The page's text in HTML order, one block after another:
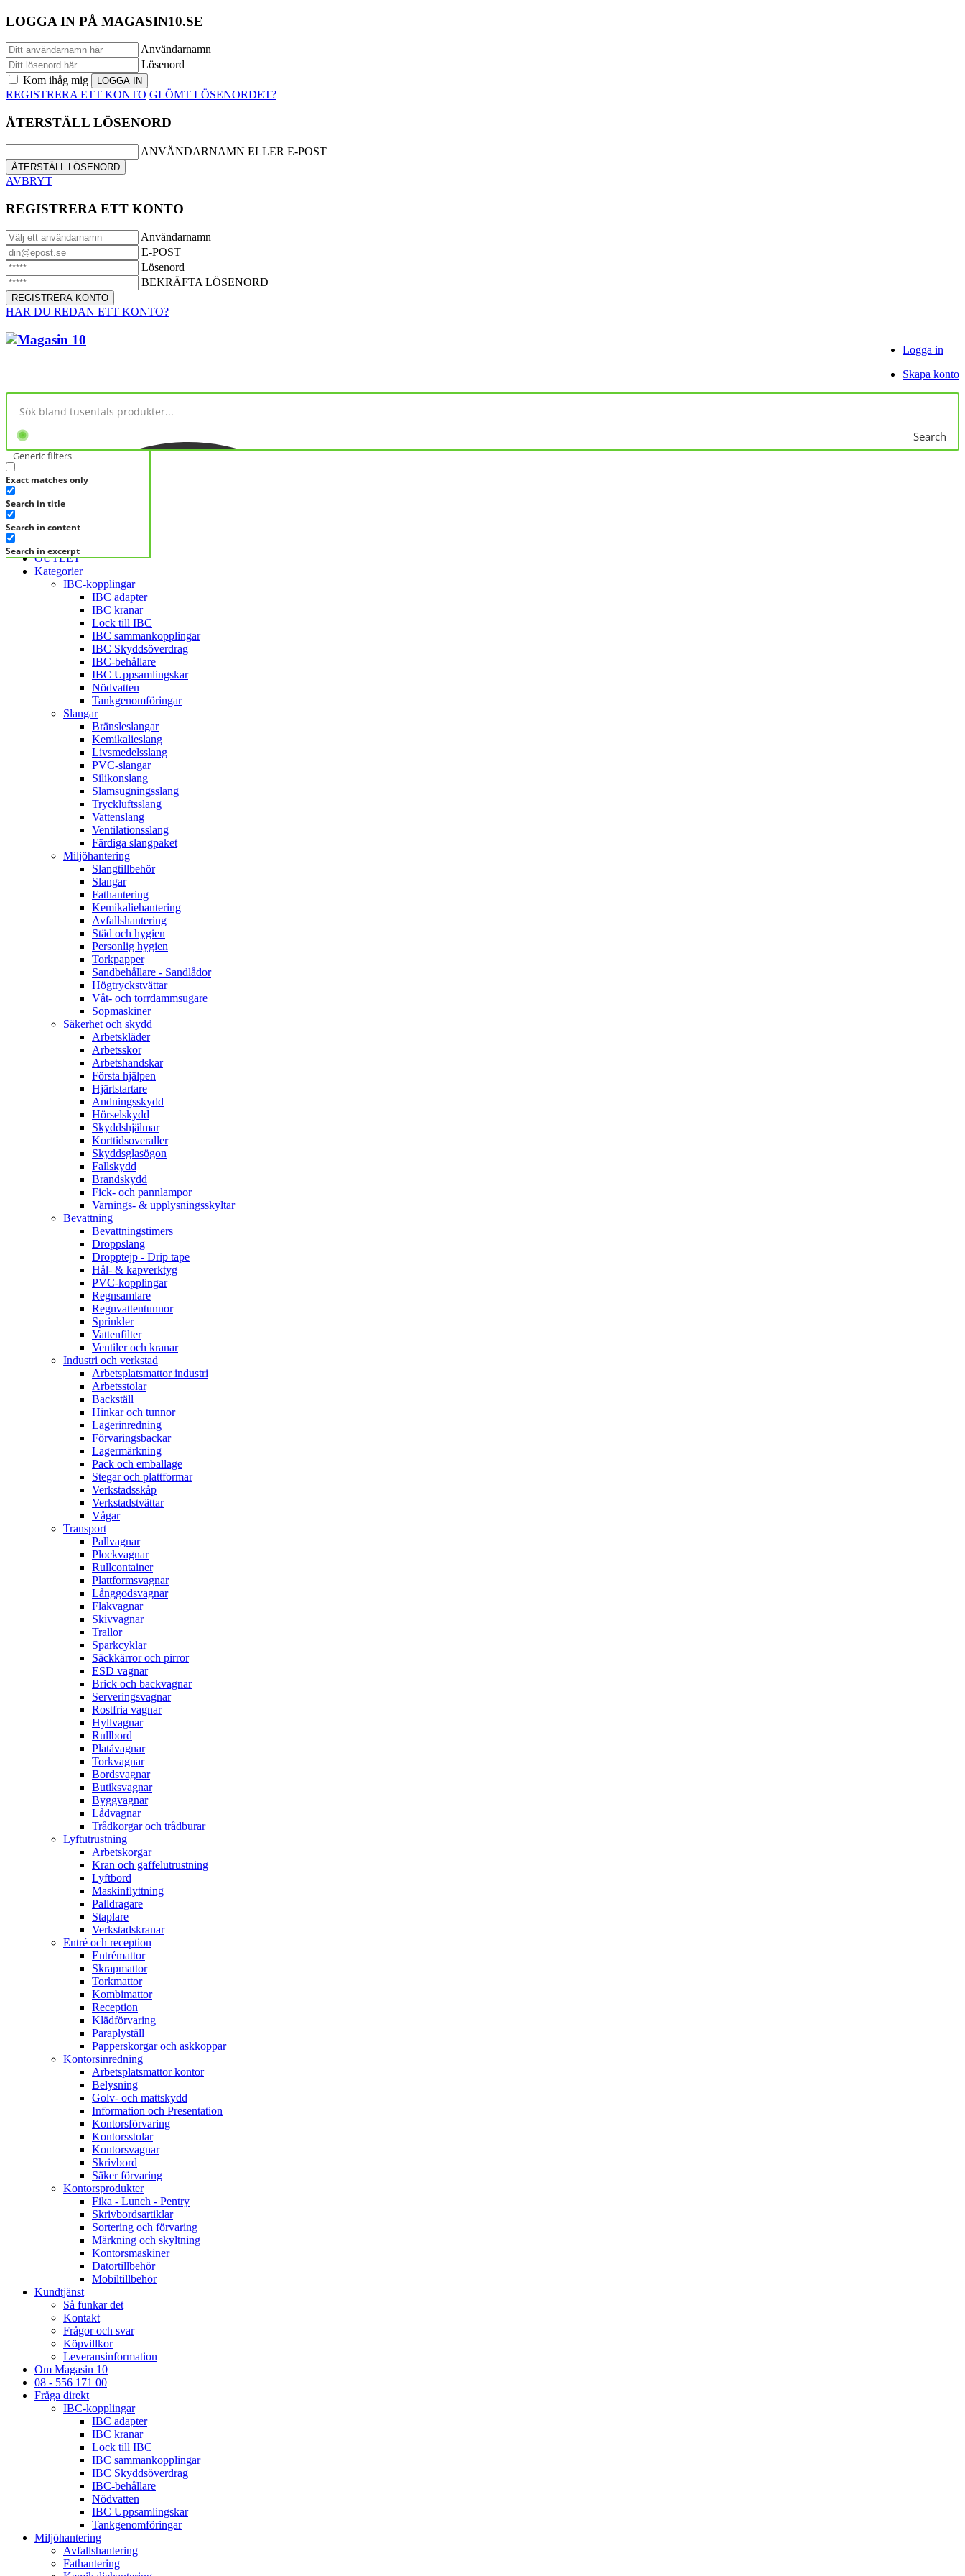
LOGGA IN PÅ MAGASIN10.SE
Användarnamn
Lösenord
Kom ihåg mig
REGISTRERA ETT KONTO GLÖMT LÖSENORDET?
ÅTERSTÄLL LÖSENORD
ANVÄNDARNAMN ELLER E-POST
AVBRYT
REGISTRERA ETT KONTO
Användarnamn
E-POST
Lösenord
BEKRÄFTA LÖSENORD
HAR DU REDAN ETT KONTO?
Logga in
Skapa konto
Search
Generic filters
Exact matches only
Search in title
Search in content
Search in excerpt
KATEGORIER
FRÅGA DIREKT
OUTLET
Kategorier
IBC-kopplingar
IBC adapter
IBC kranar
Lock till IBC
IBC sammankopplingar
IBC Skyddsöverdrag
IBC-behållare
IBC Uppsamlingskar
Nödvatten
Tankgenomföringar
Slangar
Bränsleslangar
Kemikalieslang
Livsmedelsslang
PVC-slangar
Silikonslang
Slamsugningsslang
Tryckluftsslang
Vattenslang
Ventilationsslang
Färdiga slangpaket
Miljöhantering
Slangtillbehör
Slangar
Fathantering
Kemikaliehantering
Avfallshantering
Städ och hygien
Personlig hygien
Torkpapper
Sandbehållare - Sandlådor
Högtryckstvättar
Våt- och torrdammsugare
Sopmaskiner
Säkerhet och skydd
Arbetskläder
Arbetsskor
Arbetshandskar
Första hjälpen
Hjärtstartare
Andningsskydd
Hörselskydd
Skyddshjälmar
Korttidsoveraller
Skyddsglasögon
Fallskydd
Brandskydd
Fick- och pannlampor
Varnings- & upplysningsskyltar
Bevattning
Bevattningstimers
Droppslang
Dropptejp - Drip tape
Hål- & kapverktyg
PVC-kopplingar
Regnsamlare
Regnvattentunnor
Sprinkler
Vattenfilter
Ventiler och kranar
Industri och verkstad
Arbetsplatsmattor industri
Arbetsstolar
Backställ
Hinkar och tunnor
Lagerinredning
Förvaringsbackar
Lagermärkning
Pack och emballage
Stegar och plattformar
Verkstadsskåp
Verkstadstvättar
Vågar
Transport
Pallvagnar
Plockvagnar
Rullcontainer
Plattformsvagnar
Långgodsvagnar
Flakvagnar
Skivvagnar
Trallor
Sparkcyklar
Säckkärror och pirror
ESD vagnar
Brick och backvagnar
Serveringsvagnar
Rostfria vagnar
Hyllvagnar
Rullbord
Platåvagnar
Torkvagnar
Bordsvagnar
Butiksvagnar
Byggvagnar
Lådvagnar
Trådkorgar och trådburar
Lyftutrustning
Arbetskorgar
Kran och gaffelutrustning
Lyftbord
Maskinflyttning
Palldragare
Staplare
Verkstadskranar
Entré och reception
Entrémattor
Skrapmattor
Torkmattor
Kombimattor
Reception
Klädförvaring
Paraplyställ
Papperskorgar och askkoppar
Kontorsinredning
Arbetsplatsmattor kontor
Belysning
Golv- och mattskydd
Information och Presentation
Kontorsförvaring
Kontorsstolar
Kontorsvagnar
Skrivbord
Säker förvaring
Kontorsprodukter
Fika - Lunch - Pentry
Skrivbordsartiklar
Sortering och förvaring
Märkning och skyltning
Kontorsmaskiner
Datortillbehör
Mobiltillbehör
Kundtjänst
Så funkar det
Kontakt
Frågor och svar
Köpvillkor
Leveransinformation
Om Magasin 10
08 - 556 171 00
Fråga direkt
IBC-kopplingar
IBC adapter
IBC kranar
Lock till IBC
IBC sammankopplingar
IBC Skyddsöverdrag
IBC-behållare
Nödvatten
IBC Uppsamlingskar
Tankgenomföringar
Miljöhantering
Avfallshantering
Fathantering